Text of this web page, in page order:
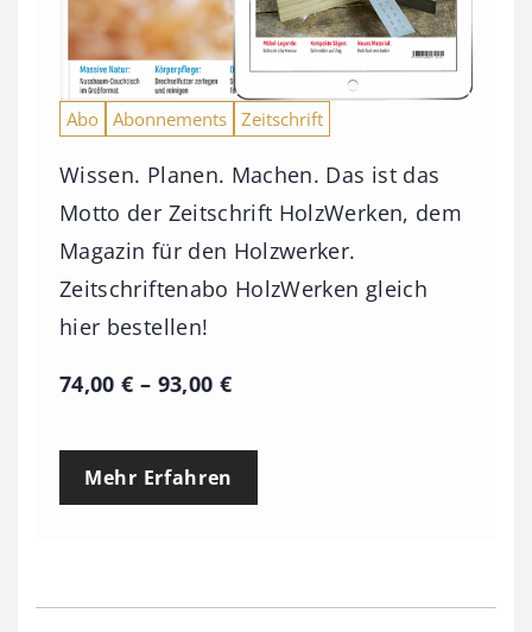
Abo Abonnements Zeitschrift
Wissen. Planen. Machen. Das ist das
Motto der Zeitschrift HolzWerken, dem
Magazin für den Holzwerker.
Zeitschriftenabo HolzWerken gleich
hier bestellen!
74,00€ – 93,00 €P
e
p
Mehr Erfahren